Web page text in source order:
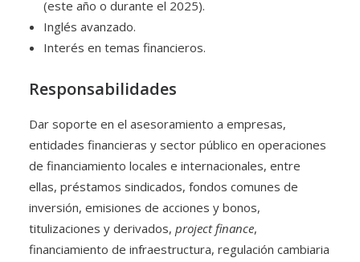
(este año o durante el 2025).
Inglés avanzado.
Interés en temas financieros.
Responsabilidades
Dar soporte en el asesoramiento a empresas,
entidades financieras y sector público en operaciones
de financiamiento locales e internacionales, entre
ellas, préstamos sindicados, fondos comunes de
inversión, emisiones de acciones y bonos,
titulizaciones y derivados, project finance,
financiamiento de infraestructura, regulación cambiaria